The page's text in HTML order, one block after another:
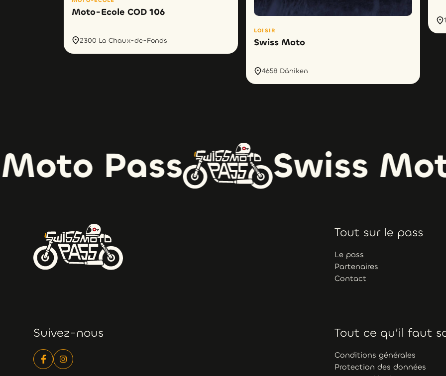
Moto-Ecole COD 106
2300 La Chaux-de-Fonds
LOISIR
Swiss Moto
4658 Däniken
Pass Swiss
Suivez-nous
Tout sur le pass
Le pass
Partenaires
Contact
Tout ce qu’il faut
Conditions générales
Protection des données